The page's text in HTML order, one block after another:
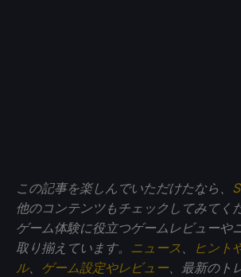
この記事を楽しんでいただけたなら、
他のコンテンツもチェックしてみてく
ゲーム体験に役立つゲームレビューや
取り揃えています。 ニュース 、
ヒント
ル、 ゲーム設定やレビュー、最新のト